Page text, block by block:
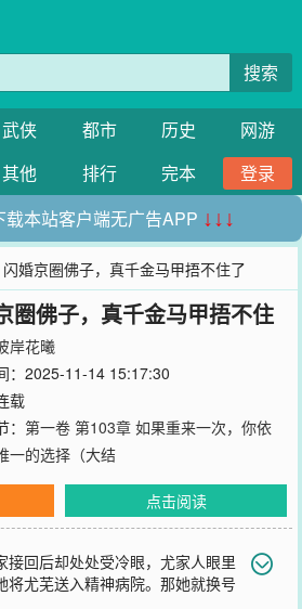
搜索
武侠 都市 历史
网游
其他 排行 完本
登录
本站客户端无广告APP ↓↓↓
闪婚京圈佛子，真千金马甲捂不住了
圈佛子，真千金马甲捂不住
岸花曦
：2025-11-14 15:17:30
载
第一卷 第103章 如果重来一次，你依
一的选择（大结
点击阅读
接回后却处处受冷眼，尤家人眼里
将尤芜送入精神病院。那她就换号